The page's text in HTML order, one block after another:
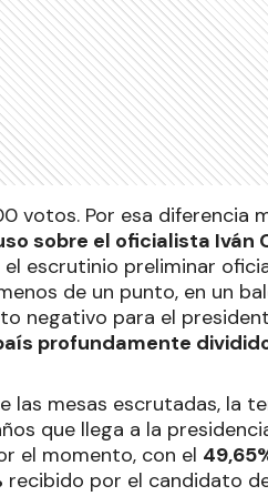
votos. Por esa diferencia
sobre el oficialista
el escrutinio preliminar
de un punto, en un
negativo para el
profundamente
las mesas escrutadas, la
que llega a la
el momento, con el
recibido por el candidato